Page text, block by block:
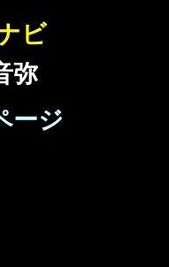
ビ
弥
ージ